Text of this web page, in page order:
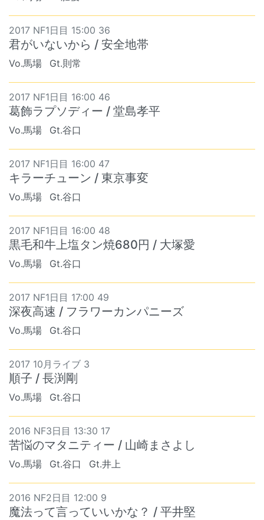
2017 NF1日目 15:00 36
君がいないから / 安全地帯
Vo.馬場 Gt.則常
2017 NF1日目 16:00 46
葛飾ラプソディー / 堂島孝平
Vo.馬場 Gt.谷口
2017 NF1日目 16:00 47
キラーチューン / 東京事変
Vo.馬場 Gt.谷口
2017 NF1日目 16:00 48
黒毛和牛上塩タン焼680円 / 大塚愛
Vo.馬場 Gt.谷口
2017 NF1日目 17:00 49
深夜高速 / フラワーカンパニーズ
Vo.馬場 Gt.谷口
2017 10月ライブ 3
順子 / 長渕剛
Vo.馬場 Gt.谷口
2016 NF3日目 13:30 17
苦悩のマタニティー / 山崎まさよし
Vo.馬場 Gt.谷口 Gt.井上
2016 NF2日目 12:00 9
魔法って言っていいかな？ / 平井堅